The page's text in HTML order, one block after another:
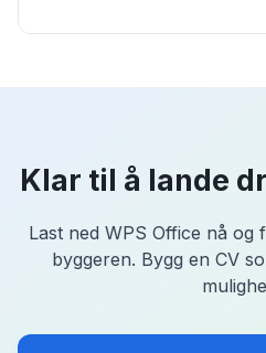
Klar til å lande
Last ned WPS Office nå og
byggeren. Bygg en CV